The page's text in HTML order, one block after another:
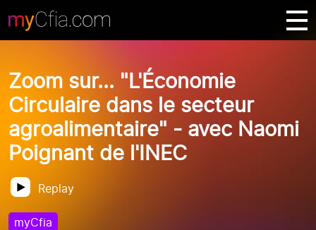
Zoom sur... "L'Économie
Circulaire dans le secteur
agroalimentaire" - avec Naomi
Poignant de l'INEC
Replay
myCfia